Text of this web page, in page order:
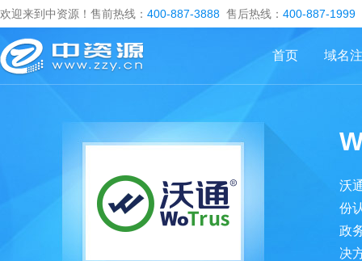
欢迎来到中资源！售前热线： 400-887-3888 售后热线： 400-887-1999
域名
首页
沃
份
政
决